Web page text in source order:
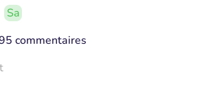
Sa
commentaires